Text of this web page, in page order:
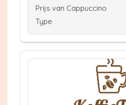
Prijs van Cappuccino
Type